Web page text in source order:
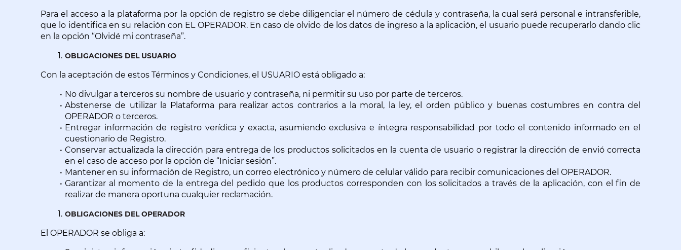
Para el acceso a la plataforma por la opción de registro se debe diligenciar el número de cédula y contraseña, la cual será personal e intransferible,
que lo identifica en su relación con EL OPERADOR. En caso de olvido de los datos de ingreso a la aplicación, el usuario puede recuperarlo dando clic
en la opción “Olvidé mi contraseña”.
OBLIGACIONES DEL USUARIO
Con la aceptación de estos Términos y Condiciones, el USUARIO está obligado a:
No divulgar a terceros su nombre de usuario y contraseña, ni permitir su uso por parte de terceros.
Abstenerse de utilizar la Plataforma para realizar actos contrarios a la moral, la ley, el orden público y buenas costumbres en contra del
OPERADOR o terceros.
Entregar información de registro verídica y exacta, asumiendo exclusiva e íntegra responsabilidad por todo el contenido informado en el
cuestionario de Registro.
Conservar actualizada la dirección para entrega de los productos solicitados en la cuenta de usuario o registrar la dirección de envió correcta
en el caso de acceso por la opción de “Iniciar sesión”.
Mantener en su información de Registro, un correo electrónico y número de celular válido para recibir comunicaciones del OPERADOR.
Garantizar al momento de la entrega del pedido que los productos corresponden con los solicitados a través de la aplicación, con el fin de
realizar de manera oportuna cualquier reclamación.
OBLIGACIONES DEL OPERADOR
El OPERADOR se obliga a: